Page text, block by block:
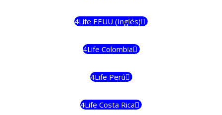
4Life EEUU (Inglés)
4Life Colombia
4Life Perú
4Life Costa Rica